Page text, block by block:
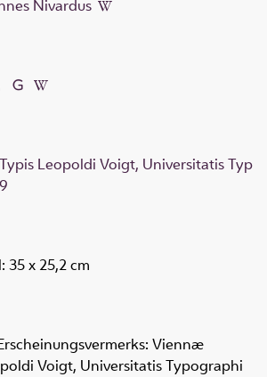
Nivardus
Typis Leopoldi Voigt, Universitatis Typ
35 x 25,2 cm
Viennæ
Voigt, Universitatis Typographi